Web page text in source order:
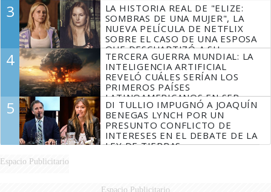
3
LA HISTORIA REAL DE "ELIZE:
SOMBRAS DE UNA MUJER", LA
NUEVA PELÍCULA DE NETFLIX
SOBRE EL CASO DE UNA ESPOSA
QUE DESCUARTIZÓ A SU
MARIDO
4
TERCERA GUERRA MUNDIAL: LA
INTELIGENCIA ARTIFICIAL
REVELÓ CUÁLES SERÍAN LOS
PRIMEROS PAÍSES
LATINOAMERICANOS EN SER
DERROTADOS
5
DI TULLIO IMPUGNÓ A JOAQUÍN
BENEGAS LYNCH POR UN
PRESUNTO CONFLICTO DE
INTERESES EN EL DEBATE DE LA
LEY DE TIERRAS
Espacio Publicitario
Espacio Publicitario